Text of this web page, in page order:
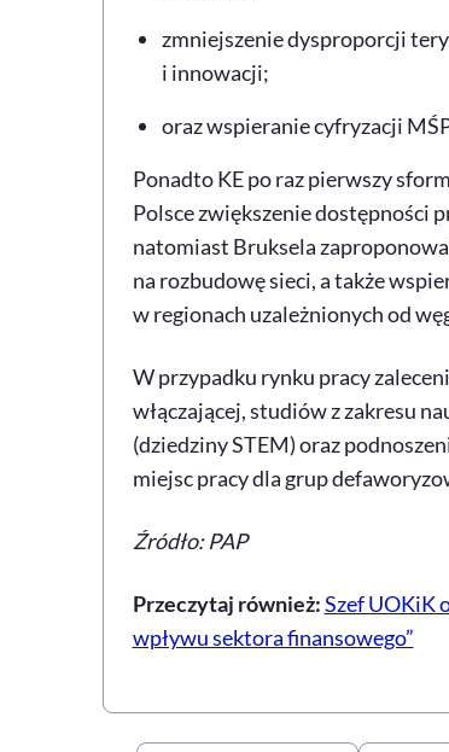
zmniejszenie dysproporcji
i innowacji;
oraz wspieranie cyfryzacji
Ponadto KE po raz pierwszy
Polsce zwiększenie dostępności
natomiast Bruksela
na rozbudowę sieci, a także
w regionach uzależnionych od
W przypadku rynku pracy
włączającej, studiów z zakresu
(dziedziny STEM) oraz
miejsc pracy dla grup
Źródło: PAP
Przeczytaj również:Szef UOKiK
wpływu sektora finansowego”